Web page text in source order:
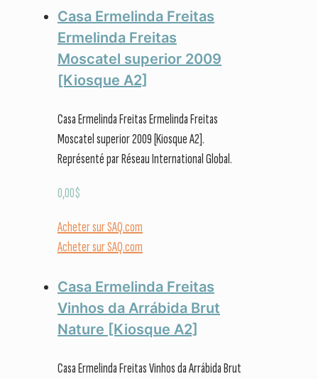
Casa Ermelinda Freitas
Ermelinda Freitas
Moscatel superior 2009
[Kiosque A2]
Casa Ermelinda Freitas Ermelinda Freitas
Moscatel superior 2009 [Kiosque A2].
Représenté par Réseau International Global.
0,00$
Acheter sur SAQ.com
Acheter sur SAQ.com
Casa Ermelinda Freitas
Vinhos da Arrábida Brut
Nature [Kiosque A2]
Casa Ermelinda Freitas Vinhos da Arrábida Brut